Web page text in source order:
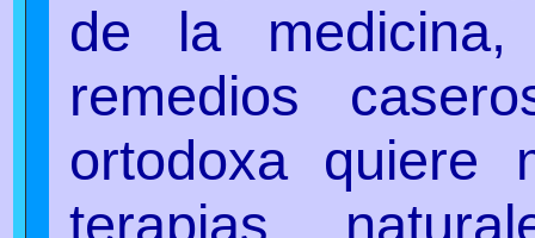
de la
remedios
ortodoxa quiere
terapias